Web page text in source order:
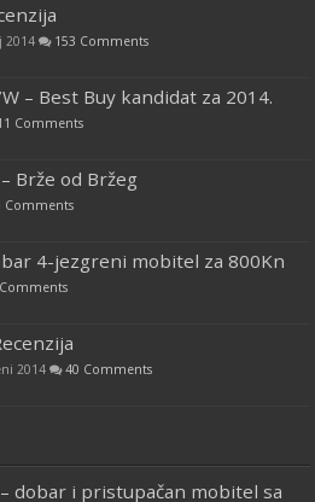
2014 153 Comments
– Best Buy kandidat za 2014.
Comments
Brže od Bržeg
Comments
4-jezgreni mobitel za 800Kn
2014 40 Comments
– dobar i pristupačan mobitel sa